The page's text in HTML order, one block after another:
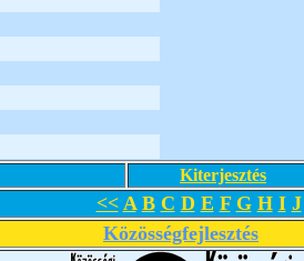
Kiterjesztés
<< A B C D E F G H I J
Közösségfejlesztés